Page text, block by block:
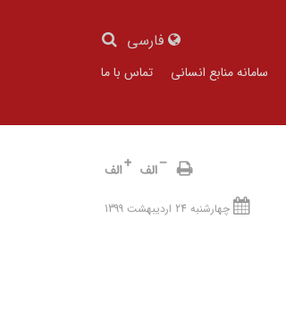
فارسی
سامانه منابع انسانی تماس با ما
چهارشنبه 24 اردیبهشت 1399